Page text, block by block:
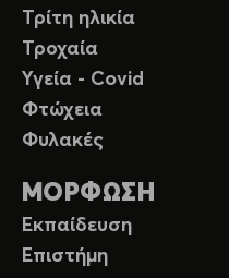
Τρίτη ηλικία
Τροχαία
Υγεία - Covid
Φτώχεια
Φυλακές
ΜΟΡΦΩΣΗ
Εκπαίδευση
Επιστήμη